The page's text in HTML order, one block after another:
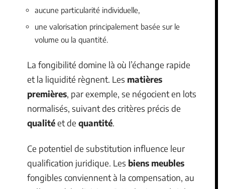
aucune particularité individuelle,
une valorisation principalement basée sur le
volume ou la quantité.
La fongibilité domine là où l’échange rapide
et la liquidité règnent. Les matières
premières, par exemple, se négocient en lots
normalisés, suivant des critères précis de
qualitéet de quantité.
Ce potentiel de substitution influence leur
qualification juridique. Les biens meubles
fongibles conviennent à la compensation, au